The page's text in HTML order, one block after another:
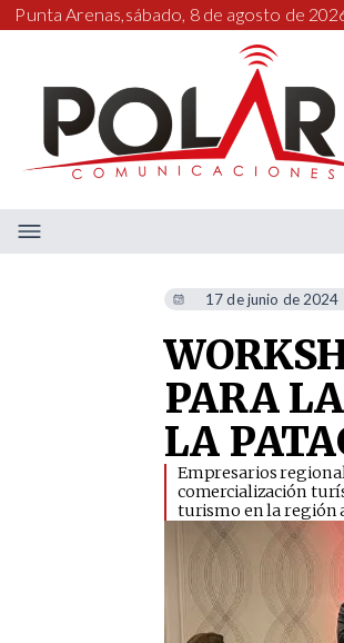
Punta Arenas,sábado, 8 de agosto de
17 de junio de 2024
PARA
LA
​Empresarios
comercialización
turismo en la región